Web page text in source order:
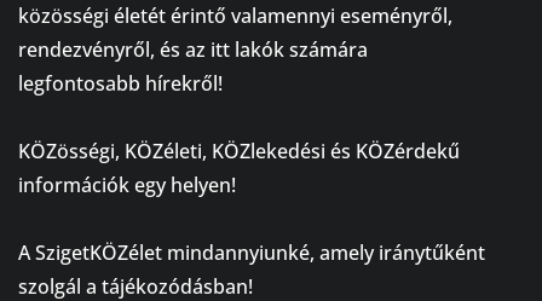
közösségi életét érintő valamennyi eseményről,
rendezvényről, és az itt lakók számára
legfontosabb hírekről!
KÖZösségi, KÖZéleti, KÖZlekedési és KÖZérdekű
információk egy helyen!
A SzigetKÖZélet mindannyiunké, amely iránytűként
szolgál a tájékozódásban!